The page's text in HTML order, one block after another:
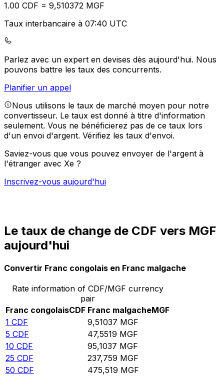
1.00 CDF = 9,510372 MGF
Taux interbancaire à 07:40 UTC
Parlez avec un expert en devises dès aujourd'hui. Nous
pouvons battre les taux des concurrents.
Planifier un appel
Nous utilisons le taux de marché moyen pour notre
convertisseur. Le taux est donné à titre d'information
seulement. Vous ne bénéficierez pas de ce taux lors
d'un envoi d'argent. Vérifiez les taux d'envoi.
Saviez-vous que vous pouvez envoyer de l'argent à
l'étranger avec Xe ?
Inscrivez-vous aujourd'hui
Le taux de change de CDF vers MGF
aujourd'hui
Convertir Franc congolais en Franc malgache
Rate information of CDF/MGF currency
pair
Franc congolaisCDF Franc malgacheMGF
1 CDF 9,51037 MGF
5 CDF 47,5519 MGF
10 CDF 95,1037 MGF
25 CDF 237,759 MGF
50 CDF 475,519 MGF